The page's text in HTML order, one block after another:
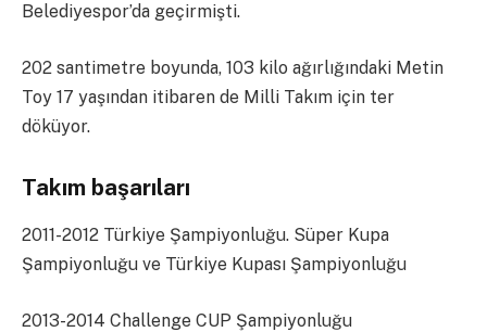
Belediyespor’da geçirmişti.
202 santimetre boyunda, 103 kilo ağırlığındaki Metin
Toy 17 yaşından itibaren de Milli Takım için ter
döküyor.
Takım başarıları
2011-2012 Türkiye Şampiyonluğu. Süper Kupa
Şampiyonluğu ve Türkiye Kupası Şampiyonluğu
2013-2014 Challenge CUP Şampiyonluğu